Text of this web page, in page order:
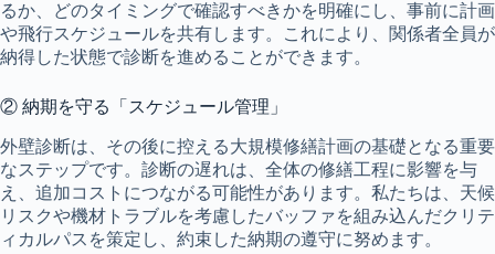
るか、どのタイミングで確認すべきかを明確にし、事前に計画
や飛行スケジュールを共有します。これにより、関係者全員が
納得した状態で診断を進めることができます。
② 納期を守る「スケジュール管理」
外壁診断は、その後に控える大規模修繕計画の基礎となる重要
なステップです。診断の遅れは、全体の修繕工程に影響を与
え、追加コストにつながる可能性があります。私たちは、天候
リスクや機材トラブルを考慮したバッファを組み込んだクリテ
ィカルパスを策定し、約束した納期の遵守に努めます。